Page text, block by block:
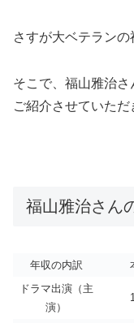
さすが大ベテランの
そこで、福山雅治
ご紹介させていただ
福山雅治さん
年収の内訳
ドラマ出演（主
演）